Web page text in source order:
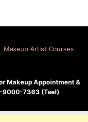
Makeup Artist Courses
Makeup Appointment &
9000-7363 (Tsel)